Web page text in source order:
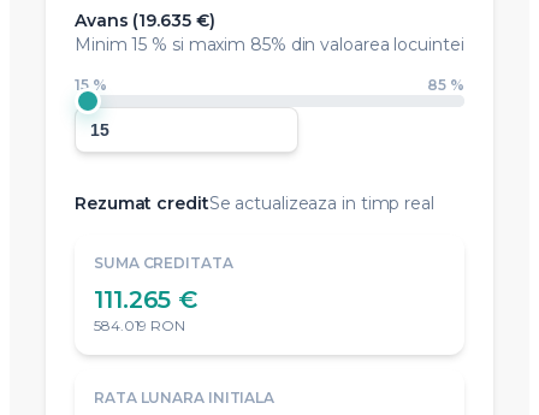
Avans (19.635 €)
Minim15 % si maxim 85% din valoarea locuintei
15 % 85 %
Rezumat creditSe actualizeaza in timp real
SUMA CREDITATA
111.265 €
584.019 RON
RATA LUNARA INITIALA